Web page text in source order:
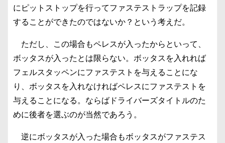
にピットストップを行ってファステストラップを記録
することができたのではないか？という考えだ。
ただし、この場合もペレスが入ったからといって、
ボッタスが入ったとは限らない。ボッタスを入れれば
フェルスタッペンにファステストを与えることにな
り、ボッタスを入れなければペレスにファステストを
与えることになる。ならばドライバーズタイトルのた
めに後者を選ぶのが当然であろう。
逆にボッタスが入った場合もボッタスがファステス